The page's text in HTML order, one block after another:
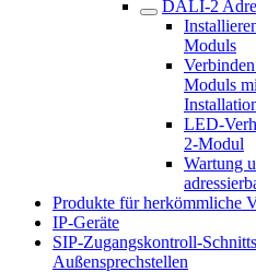
DALI-2
Moduls
Moduls
LED-
2-Modul
Wartung
Produkte für herkömmliche
IP-Geräte
SIP-Zugangskontroll-
Außensprechstellen